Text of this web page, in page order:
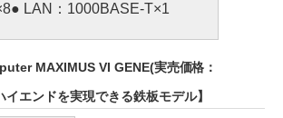
LAN：1000BASE-T×1
MAXIMUS VI GENE(実売価格：
イエンドを実現できる鉄板モデル】